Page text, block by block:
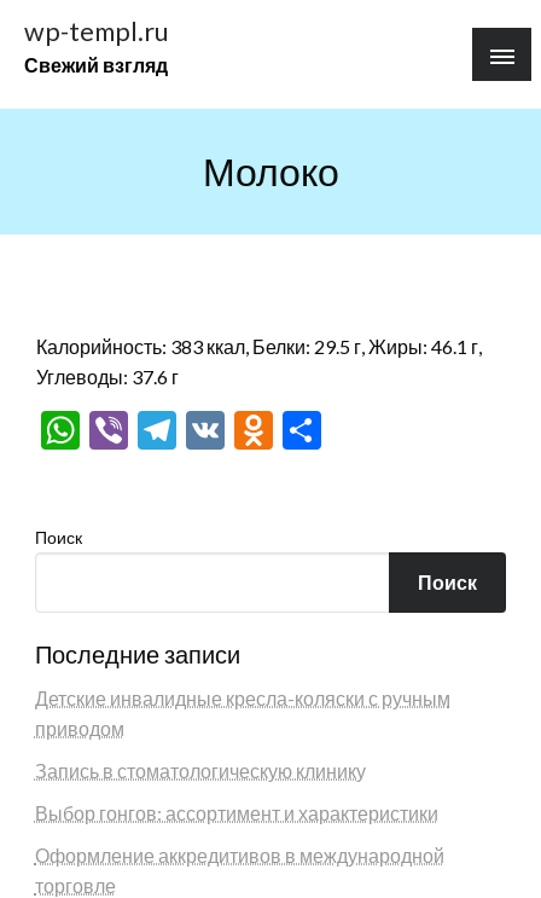
содержимому
wp-templ.ru
Свежий взгляд
Молоко
Калорийность: 383 ккал, Белки: 29.5 г, Жиры: 46.1 г,
Углеводы: 37.6 г
WhatsApp
ViberTelegram
VK Odnoklassniki
Поиск
Поиск
Последние записи
Детские инвалидные кресла-коляски с ручным
приводом
Запись в стоматологическую клинику
Выбор гонгов: ассортимент и характеристики
Оформление аккредитивов в международной
торговле